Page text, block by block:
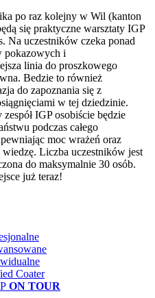
po raz kolejny w Wil (kanton
się praktyczne warsztaty IGP
Na uczestników czeka ponad
pokazowych i
linia do proszkowego
Bedzie to również
do zapoznania się z
w tej dziedzinie.
IGP osobiście będzie
podczas całego
moc wrażeń oraz
wiedzę. Liczba uczestników jest
do maksymalnie 30 osób.
już teraz!
Coater
ON TOUR